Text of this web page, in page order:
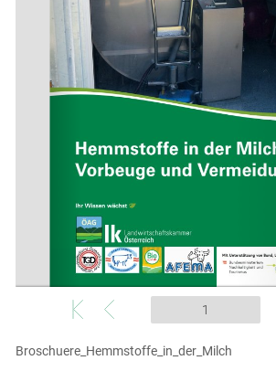
Broschuere_Hemmstoffe_in_der_Milch